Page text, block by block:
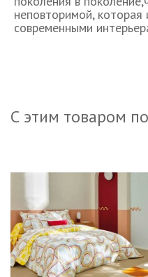
неповторимой, которая
современными
С этим товаром